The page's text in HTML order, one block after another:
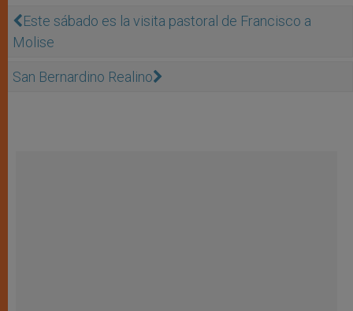
Este sábado es la visita pastoral de Francisco a
Molise
San Bernardino Realino